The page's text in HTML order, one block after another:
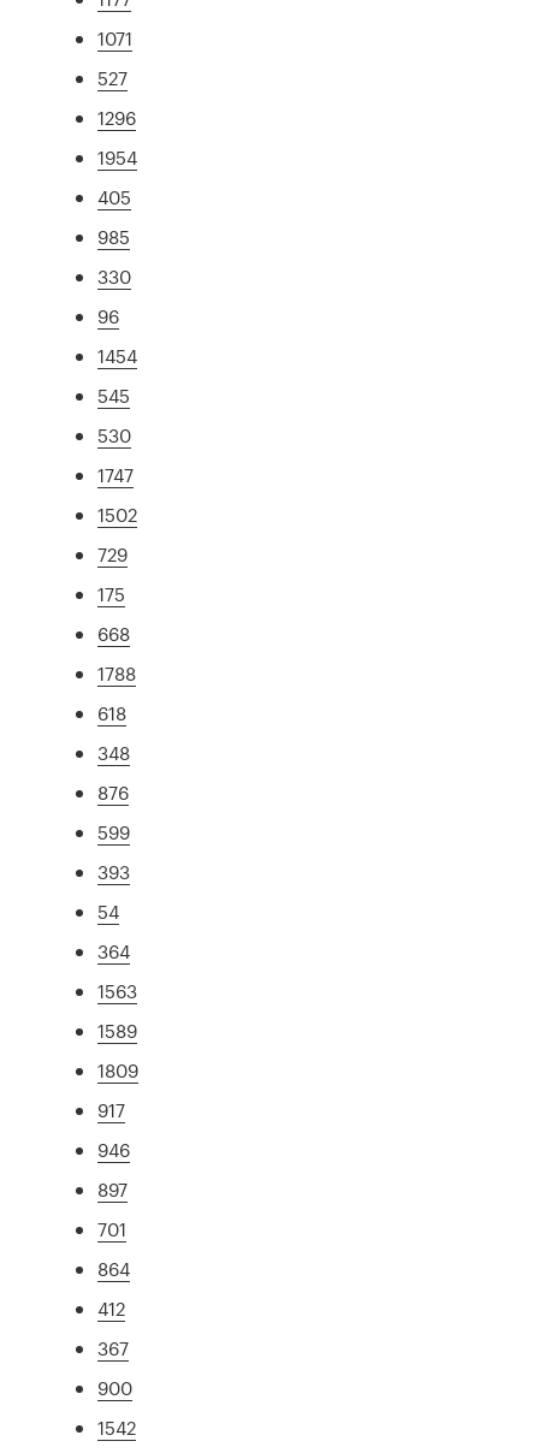
1071
527
1296
1954
405
985
330
96
1454
545
530
1747
1502
729
175
668
1788
618
348
876
599
393
54
364
1563
1589
1809
917
946
897
701
864
412
367
900
1542